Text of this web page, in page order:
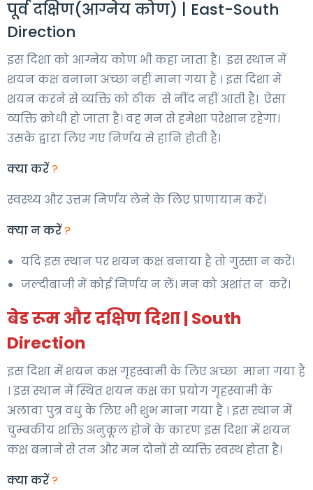
पूर्व दक्षिण(आग्नेय कोण) | East-South
Direction
इस दिशा को आग्नेय कोण भी कहा जाता है। इस स्थान में
शयन कक्ष बनाना अच्छा नहीं माना गया हैं । इस दिशा में
शयन करने से व्यक्ति को ठीक से नींद नहीं आती हैं। ऐसा
व्यक्ति क्रोधी हो जाता है। वह मन से हमेशा परेशान रहेगा।
उसके द्वारा लिए गए निर्णय से हानि होती है।
क्या करें?
स्वस्थ्य और उत्तम निर्णय लेने के लिए प्राणायाम करें।
क्या न करें?
यदि इस स्थान पर शयन कक्ष बनाया है तो गुस्सा न करें।
जल्दीबाजी में कोई निर्णय न लें। मन को अशांत न करें।
बेड रूम और दक्षिण दिशा | South
Direction
इस दिशा में शयन कक्ष गृहस्वामी के लिए अच्छा माना गया हैं
। इस स्थान में स्थित शयन कक्ष का प्रयोग गृहस्वामी के
अलावा पुत्र वधु के लिए भी शुभ माना गया हैं । इस स्थान में
चुम्बकीय शक्ति अनुकूल होने के कारण इस दिशा में शयन
कक्ष बनाने से तन और मन दोनों से व्यक्ति स्वस्थ होता है।
क्या करें?